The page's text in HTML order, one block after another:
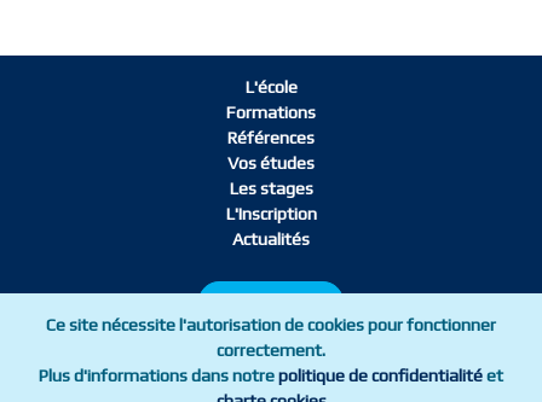
L'école
Formations
Références
Vos études
Les stages
L'Inscription
Actualités
Mentions légales Charte cookies
Ce site nécessite l'autorisation de cookies pour fonctionner
correctement.
Plus d'informations dans notrepolitique de confidentialitéet